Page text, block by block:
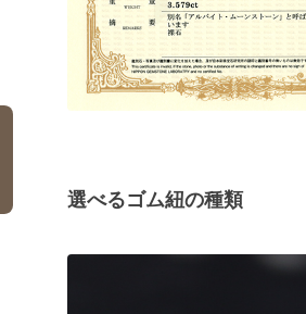
選べるゴム紐の種類